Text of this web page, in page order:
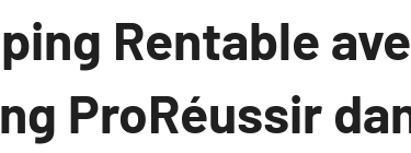
Rentable
ProRéussir